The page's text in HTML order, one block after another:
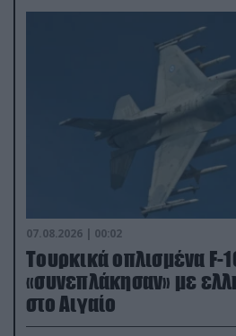
07.08.2026 | 00:02
Τουρκικά οπλισμένα F-
«συνεπλάκησαν» με
στο Αιγαίο